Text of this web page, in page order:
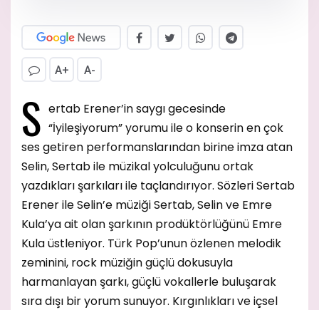
A+ A-
S ertab Erener’in saygı gecesinde
“İyileşiyorum” yorumu ile o konserin en çok
ses getiren performanslarından birine imza atan
Selin, Sertab ile müzikal yolculuğunu ortak
yazdıkları şarkıları ile taçlandırıyor. Sözleri Sertab
Erener ile Selin’e müziği Sertab, Selin ve Emre
Kula’ya ait olan şarkının prodüktörlüğünü Emre
Kula üstleniyor. Türk Pop’unun özlenen melodik
zeminini, rock müziğin güçlü dokusuyla
harmanlayan şarkı, güçlü vokallerle buluşarak
sıra dışı bir yorum sunuyor. Kırgınlıkları ve içsel